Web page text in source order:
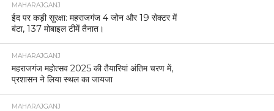
MAHARAJGANJ
ईद पर कड़ी सुरक्षा: महराजगंज 4 जोन और 19 सेक्टर में
बंटा, 137 मोबाइल टीमें तैनात।
MAHARAJGANJ
महराजगंज महोत्सव 2025 की तैयारियां अंतिम चरण में,
प्रशासन ने लिया स्थल का जायजा
MAHARAJGANJ